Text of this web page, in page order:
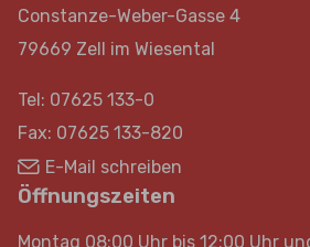
Constanze-Weber-Gasse 4
79669 Zell im Wiesental
Tel: 07625 133-0
Fax: 07625 133-820
E-Mail schreiben
Öffnungszeiten
Montag 08:00 Uhr bis 12:00 Uhr